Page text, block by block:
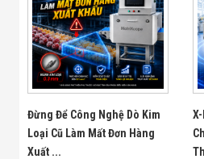
Đừng Để Công Nghệ Dò Kim
Loại Cũ Làm Mất Đơn Hàng
Xuất ...